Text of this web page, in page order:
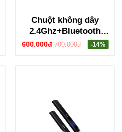
Chuột không dây
2.4Ghz+Bluetooth
dùng cho máy tính +
laptop + chất liệu
nhựa ABS Ugreen
600.000đ 700.000đ -14%